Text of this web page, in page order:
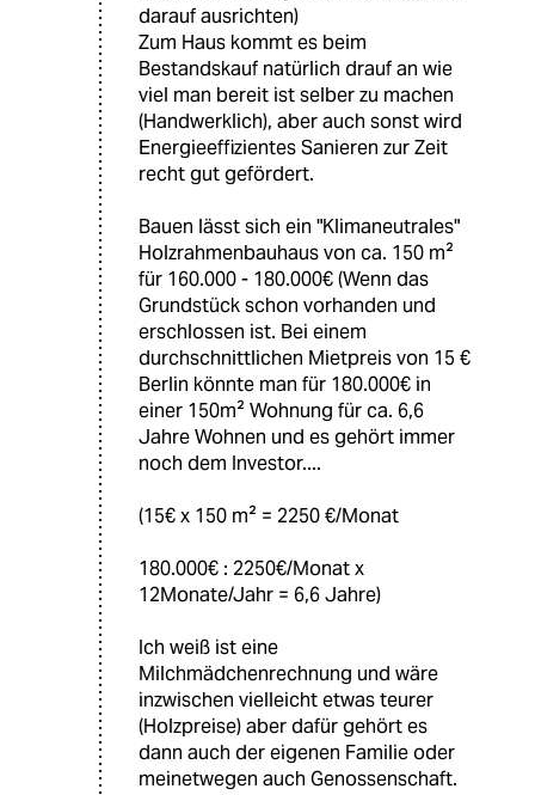
darauf ausrichten)
Zum Haus kommt es beim
Bestandskauf natürlich drauf an wie
viel man bereit ist selber zu machen
(Handwerklich), aber auch sonst wird
Energieeffizientes Sanieren zur Zeit
recht gut gefördert.
Bauen lässt sich ein "Klimaneutrales"
Holzrahmenbauhaus von ca. 150 m²
für 160.000 - 180.000€ (Wenn das
Grundstück schon vorhanden und
erschlossen ist. Bei einem
durchschnittlichen Mietpreis von 15 €
Berlin könnte man für 180.000€ in
einer 150m² Wohnung für ca. 6,6
Jahre Wohnen und es gehört immer
noch dem Investor....
(15€ x 150 m² = 2250 €/Monat
180.000€ : 2250€/Monat x
12Monate/Jahr = 6,6 Jahre)
Ich weiß ist eine
Milchmädchenrechnung und wäre
inzwischen vielleicht etwas teurer
(Holzpreise) aber dafür gehört es
dann auch der eigenen Familie oder
meinetwegen auch Genossenschaft.